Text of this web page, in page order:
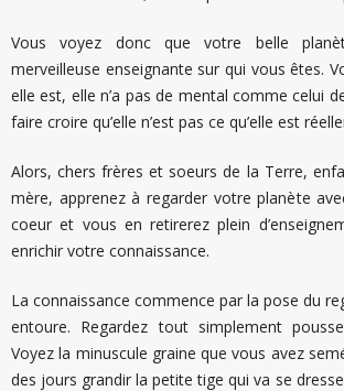
Vous voyez donc que votre belle
merveilleuse enseignante sur qui vous êtes.
elle est, elle n’a pas de mental comme celui
faire croire qu’elle n’est pas ce qu’elle est
Alors, chers frères et soeurs de la Terre,
mère, apprenez à regarder votre planète
coeur et vous en retirerez plein
enrichir votre connaissance.
La connaissance commence par la pose du
entoure. Regardez tout simplement
Voyez la minuscule graine que vous avez
des jours grandir la petite tige qui va se